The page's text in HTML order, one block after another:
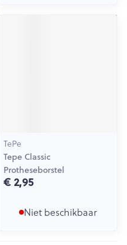
TePe
Tepe Classic
Protheseborstel
€ 2,95
Niet beschikbaar